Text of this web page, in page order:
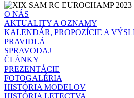
O NÁS
AKTUALITY A OZNAMY
KALENDÁR, PROPOZÍCIE A
PRAVIDLÁ
SPRAVODAJ
ČLÁNKY
PREZENTÁCIE
FOTOGALÉRIA
HISTÓRIA MODELOV